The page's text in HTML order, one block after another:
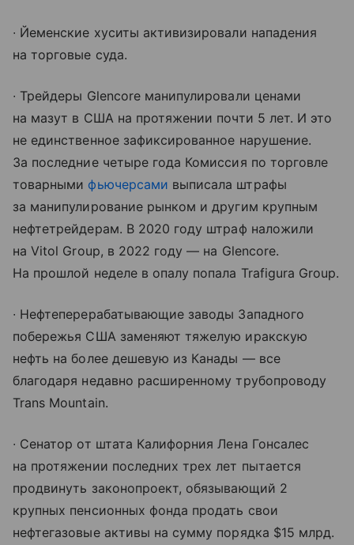
∙ Йеменские хуситы активизировали нападения
на торговые суда.
∙ Трейдеры Glencore манипулировали ценами
на мазут в США на протяжении почти 5 лет. И это
не единственное зафиксированное нарушение.
За последние четыре года Комиссия по торговле
товарными фьючерсами выписала штрафы
за манипулирование рынком и другим крупным
нефтетрейдерам. В 2020 году штраф наложили
на Vitol Group, в 2022 году — на Glencore.
На прошлой неделе в опалу попала Trafigura Group.
∙ Нефтеперерабатывающие заводы Западного
побережья США заменяют тяжелую иракскую
нефть на более дешевую из Канады — все
благодаря недавно расширенному трубопроводу
Trans Mountain.
∙ Сенатор от штата Калифорния Лена Гонсалес
на протяжении последних трех лет пытается
продвинуть законопроект, обязывающий 2
крупных пенсионных фонда продать свои
нефтегазовые активы на сумму порядка $15 млрд.